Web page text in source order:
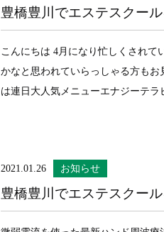
豊橋豊川でエステスクー
こんにちは 4月になり忙しくされて
かなと思われていらっしゃる方も
は連日大人気メニューエナジーテ
2021.01.26 お知らせ
豊橋豊川でエステスクー